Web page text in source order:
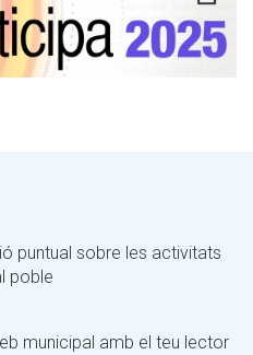
puntual sobre les activitats
poble
municipal amb el teu lector